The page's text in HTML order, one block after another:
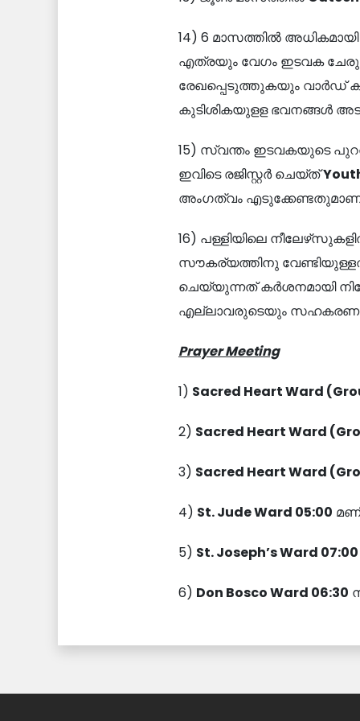
14) 6 മാസത്തിൽ
എത്രയും വേഗം ഇടവക
രേഖപ്പെടുത്തുകയും വാര്‍ഡ്
കുടിശികയുളള ഭവനങ്ങള്‍
15) സ്വന്തം ഇടവകയുടെ
ഇവിടെ രജിസ്റ്റർ ചെയ്ത്
അംഗത്വം
16) പള്ളിയിലെ
സൗകര്യത്തിനു
ചെയ്യുന്നത് കർശനമായി
എല്ലാവരുടെയും
Prayer Meeting
1) Sacred Heart Ward
2) Sacred Heart Ward
3) Sacred Heart Ward
4) St. Jude Ward 05:00
5) St. Joseph’s Ward 07:00
6) Don Bosco Ward 06:30